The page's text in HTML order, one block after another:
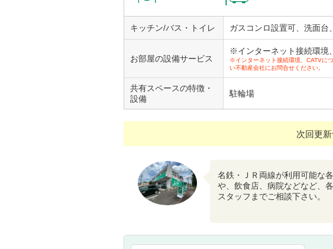
キッチン/バス・トイレ ガスコンロ設置可、洗面台
お部屋の設備サービス
※インターネット接続環境
※インターネット接続環境、CATVに
い不動産会社にお問合せください。
共有スペースの特徴・
設備
駐輪場
次回更
名鉄・ＪＲ両線が利用可能な
や、飲食店、病院などなど、
スタッフまでご相談下さい。